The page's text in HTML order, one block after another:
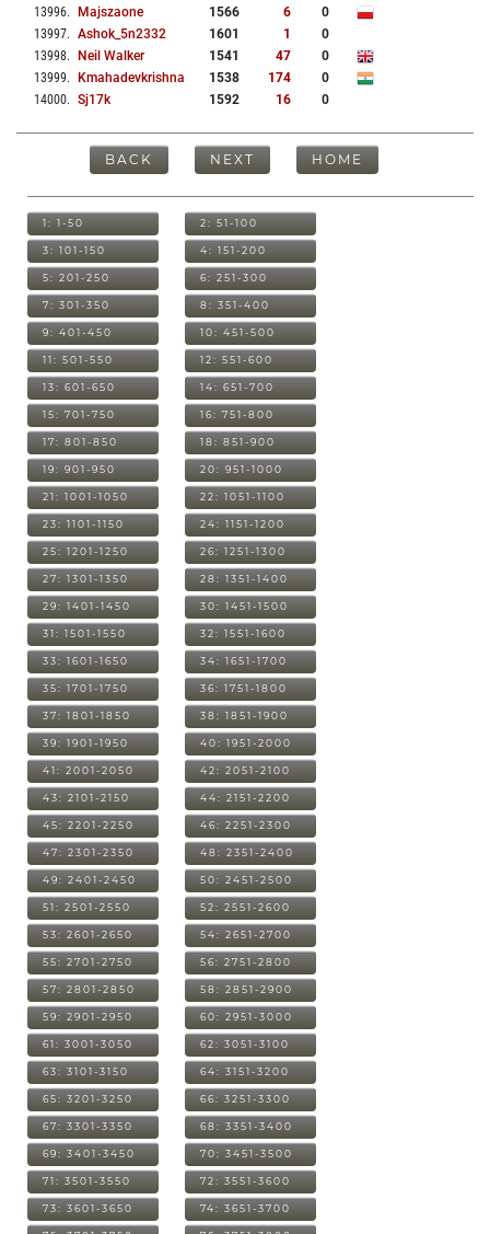
13996. Majszaone 1566 6
0
13997. Ashok_5n2332 1601 1
0
13998. Neil Walker 1541 47
0
13999. Kmahadevkrishna 1538 174
0
14000. Sj17k 1592 16 0
BACK NEXT HOME
1: 1-50 2: 51-100
3: 101-150 4: 151-200
5: 201-250 6: 251-300
7: 301-350 8: 351-400
9: 401-450 10: 451-500
11: 501-550 12: 551-600
13: 601-650 14: 651-700
15: 701-750 16: 751-800
17: 801-850 18: 851-900
19: 901-950 20: 951-1000
21: 1001-1050 22: 1051-1100
23: 1101-1150 24: 1151-1200
25: 1201-1250 26: 1251-1300
27: 1301-1350 28: 1351-1400
29: 1401-1450 30: 1451-1500
31: 1501-1550 32: 1551-1600
33: 1601-1650 34: 1651-1700
35: 1701-1750 36: 1751-1800
37: 1801-1850 38: 1851-1900
39: 1901-1950 40: 1951-2000
41: 2001-2050 42: 2051-2100
43: 2101-2150 44: 2151-2200
45: 2201-2250 46: 2251-2300
47: 2301-2350 48: 2351-2400
49: 2401-2450 50: 2451-2500
51: 2501-2550 52: 2551-2600
53: 2601-2650 54: 2651-2700
55: 2701-2750 56: 2751-2800
57: 2801-2850 58: 2851-2900
59: 2901-2950 60: 2951-3000
61: 3001-3050 62: 3051-3100
63: 3101-3150 64: 3151-3200
65: 3201-3250 66: 3251-3300
67: 3301-3350 68: 3351-3400
69: 3401-3450 70: 3451-3500
71: 3501-3550 72: 3551-3600
73: 3601-3650 74: 3651-3700